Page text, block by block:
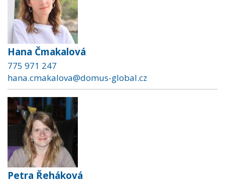
Hana Čmakalová
775 971 247
hana.cmakalova@domus-global.cz
Petra Řeháková